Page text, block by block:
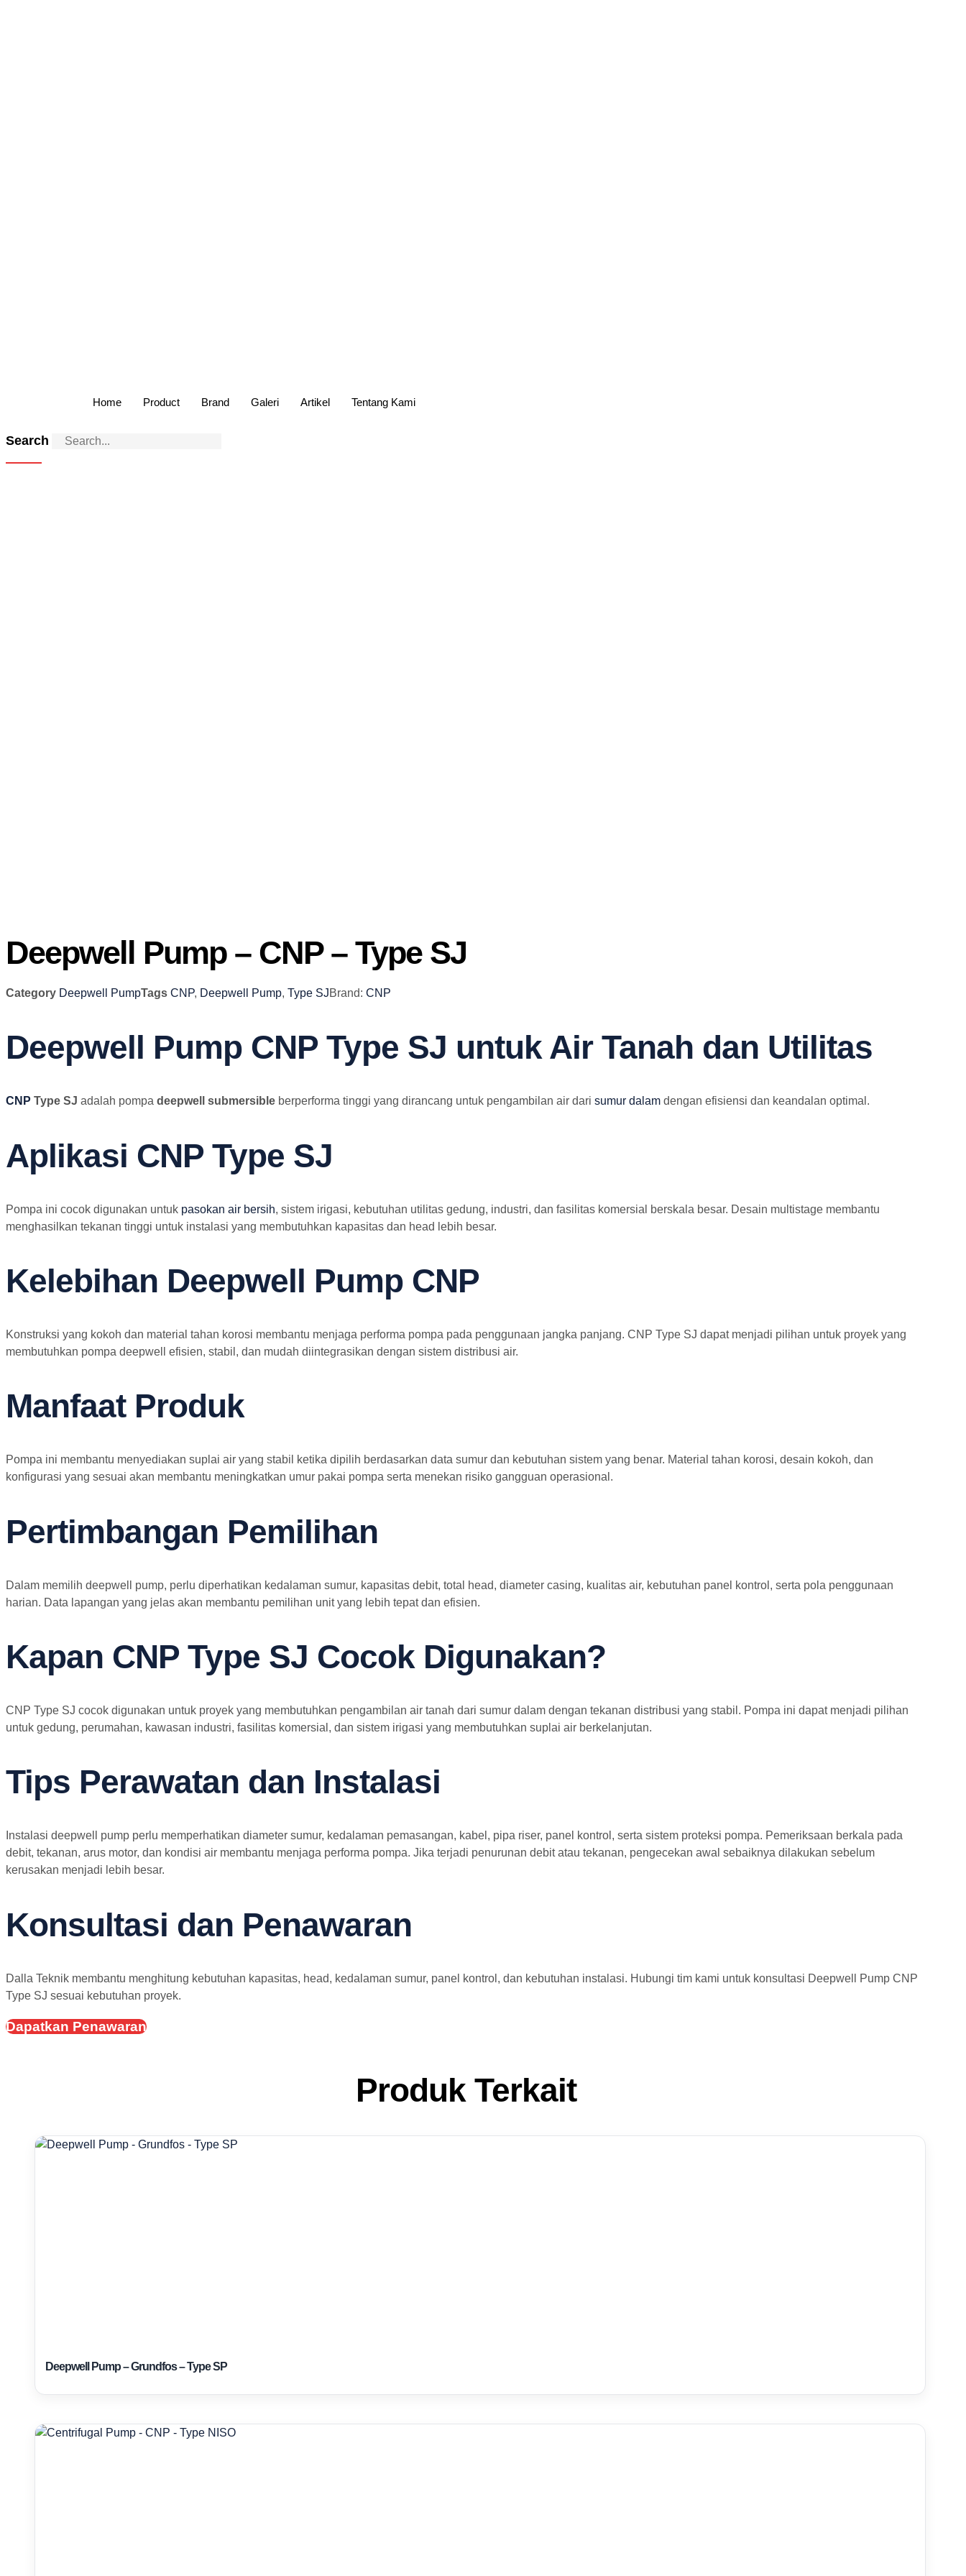
Home Product Brand Galeri Artikel Tentang Kami
Search
Deepwell Pump – CNP – Type SJ
Category Deepwell PumpTags CNP, Deepwell Pump, Type SJBrand: CNP
Deepwell Pump CNP Type SJ untuk Air Tanah dan Utilitas
CNP Type SJ adalah pompa deepwell submersible berperforma tinggi yang dirancang untuk pengambilan air dari sumur dalam dengan efisiensi dan keandalan optimal.
Aplikasi CNP Type SJ
Pompa ini cocok digunakan untuk pasokan air bersih, sistem irigasi, kebutuhan utilitas gedung, industri, dan fasilitas komersial berskala besar. Desain multistage membantu
menghasilkan tekanan tinggi untuk instalasi yang membutuhkan kapasitas dan head lebih besar.
Kelebihan Deepwell Pump CNP
Konstruksi yang kokoh dan material tahan korosi membantu menjaga performa pompa pada penggunaan jangka panjang. CNP Type SJ dapat menjadi pilihan untuk proyek yang
membutuhkan pompa deepwell efisien, stabil, dan mudah diintegrasikan dengan sistem distribusi air.
Manfaat Produk
Pompa ini membantu menyediakan suplai air yang stabil ketika dipilih berdasarkan data sumur dan kebutuhan sistem yang benar. Material tahan korosi, desain kokoh, dan
konfigurasi yang sesuai akan membantu meningkatkan umur pakai pompa serta menekan risiko gangguan operasional.
Pertimbangan Pemilihan
Dalam memilih deepwell pump, perlu diperhatikan kedalaman sumur, kapasitas debit, total head, diameter casing, kualitas air, kebutuhan panel kontrol, serta pola penggunaan
harian. Data lapangan yang jelas akan membantu pemilihan unit yang lebih tepat dan efisien.
Kapan CNP Type SJ Cocok Digunakan?
CNP Type SJ cocok digunakan untuk proyek yang membutuhkan pengambilan air tanah dari sumur dalam dengan tekanan distribusi yang stabil. Pompa ini dapat menjadi pilihan
untuk gedung, perumahan, kawasan industri, fasilitas komersial, dan sistem irigasi yang membutuhkan suplai air berkelanjutan.
Tips Perawatan dan Instalasi
Instalasi deepwell pump perlu memperhatikan diameter sumur, kedalaman pemasangan, kabel, pipa riser, panel kontrol, serta sistem proteksi pompa. Pemeriksaan berkala pada
debit, tekanan, arus motor, dan kondisi air membantu menjaga performa pompa. Jika terjadi penurunan debit atau tekanan, pengecekan awal sebaiknya dilakukan sebelum
kerusakan menjadi lebih besar.
Konsultasi dan Penawaran
Dalla Teknik membantu menghitung kebutuhan kapasitas, head, kedalaman sumur, panel kontrol, dan kebutuhan instalasi. Hubungi tim kami untuk konsultasi Deepwell Pump CNP
Type SJ sesuai kebutuhan proyek.
Dapatkan Penawaran
Produk Terkait
Deepwell Pump – Grundfos – Type SP